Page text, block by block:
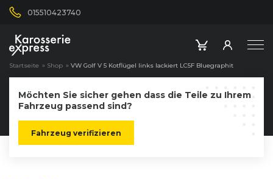
015510423740
Startseite » Shop » VW Golf V 5 Kotflügel links lackiert LC5F Bluegraphit
Möchten Sie sicher gehen dass die Teile zu Ihrem
Fahrzeug passend sind?
Fahrzeug verifizieren